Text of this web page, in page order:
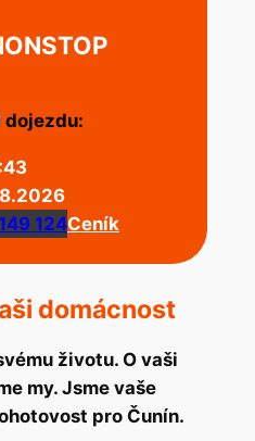
dojezdu:
124Ceník
domácnost
životu. O vaši
my. Jsme vaše
pro Čunín.